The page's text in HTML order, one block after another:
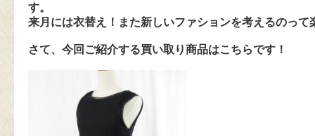
す。
来月には衣替え！また新しいファションを考えるのって
さて、今回ご紹介する買い取り商品はこちらです！